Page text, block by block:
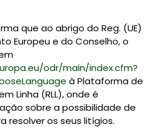
que ao abrigo do Reg. (UE)
Europeu e do Conselho, o
odr/main/index.cfm?
à Plataforma de
Linha (RLL), onde é
sobre a possibilidade de
resolver os seus litígios.